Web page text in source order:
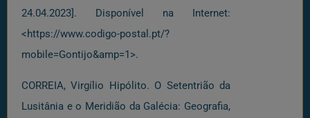
24.04.2023]. Disponível na Internet:
<https://www.codigo-postal.pt/?
mobile=Gontijo&amp=1>.
CORREIA, Virgílio Hipólito. O Setentrião da
Lusitânia e o Meridião da Galécia: Geografia,